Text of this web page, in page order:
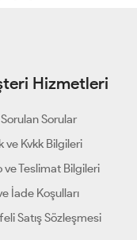
Hizmetleri
Sorulan Sorular
ve Kvkk Bilgileri
ve Teslimat Bilgileri
İade Koşulları
Satış Sözleşmesi